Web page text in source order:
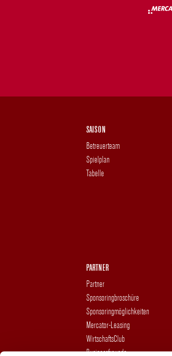
SAISON
Betreuerteam
Spielplan
Tabelle
PARTNER
Partner
Sponsoringbroschüre
Sponsoringmöglichkeiten
Mercator-Leasing
WirtschaftsClub
Businessfreunde